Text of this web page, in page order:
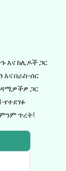
እና ከሊዶች ጋር
በራስ-ሰር
ጋር
ጥረት!